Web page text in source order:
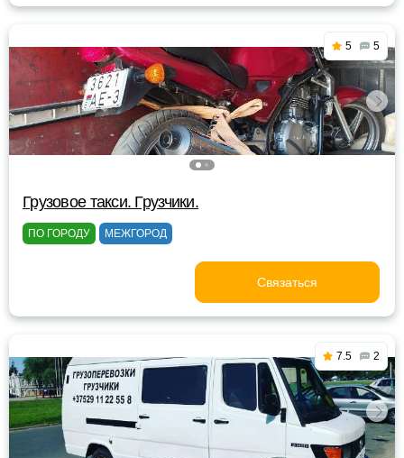
5 5
Грузовое такси. Грузчики.
ПО ГОРОДУ МЕЖГОРОД
Связаться
7.5 2